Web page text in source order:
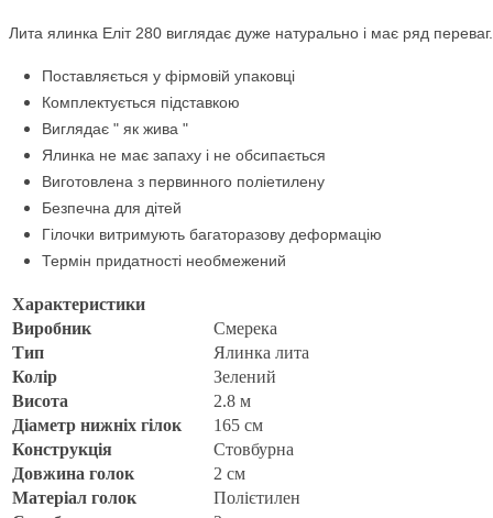
Лита ялинка Еліт 280 виглядає дуже натурально і має ряд переваг.
Поставляється у фірмовій упаковці
Комплектується підставкою
Виглядає " як жива "
Ялинка не має запаху і не обсипається
Виготовлена з первинного поліетилену
Безпечна для дітей
Гілочки витримують багаторазову деформацію
Термін придатності необмежений
Характеристики
Виробник
Смерека
Тип
Ялинка лита
Колір
Зелений
Висота
2.8 м
Діаметр нижніх гілок
165 см
Конструкція
Стовбурна
Довжина голок
2 см
Матеріал голок
Полієтилен